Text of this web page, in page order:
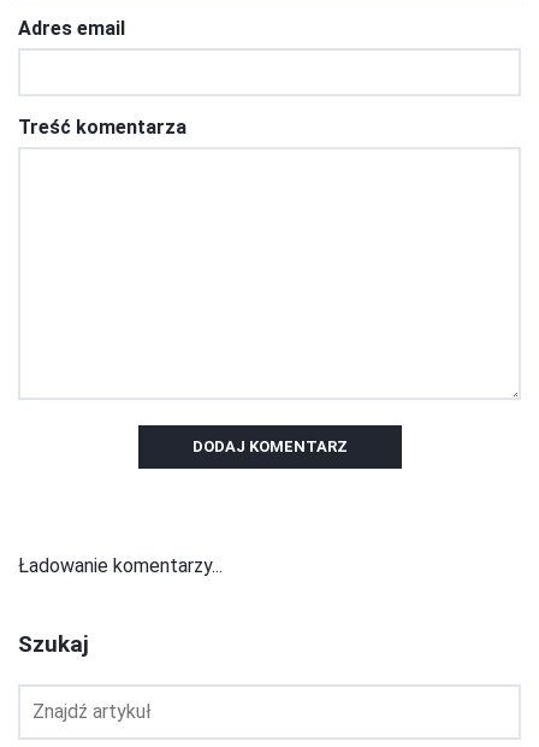
Adres email
Treść komentarza
DODAJ KOMENTARZ
Ładowanie komentarzy...
Szukaj